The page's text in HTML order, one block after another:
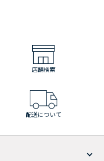
店舗検索
配送について